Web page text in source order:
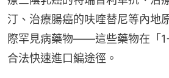
汀、治療腸癌的呋喹替尼等內地
際罕見病藥物——這些藥物在「
合法快速進口編途徑。